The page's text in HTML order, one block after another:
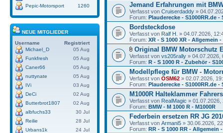
Pepic-Motorsport
1260
NEUE MITGLIEDER
Username
Registriert
Michael_D
05 Aug
Funkfresh
05 Aug
Caner66
05 Aug
nuttynate
05 Aug
IVi
03 Aug
DeCi
02 Aug
Butterbrot1807
02 Aug
albfuchs33
30 Jul
Reilie
28 Jul
Urbans1k
24 Jul
Jemand Erfahrungen mit
Verfasst von Cruiserdaddy »
Forum: Plauderecke - S1000RR.de -
Bordsteckdose
Verfasst von Ralf H. » 04.07.2026,
Forum: XR - S 1000 XR - Allgemein -
Original BMW Motorschutz
Verfasst von vs205rally » 04.07.2026,
Forum: R - S 1000 R - Zubehör -
Modellpflege für BMW -
Verfasst von OSM62 » 02.07.2026,
Forum: Plauderecke - S1000RR.de -
M1000R Halteklammer
Verfasst von RealMagic » 01.07.2026,
Forum: BMW - M 1000 R - M1000R
Federbein ersetzen RR JG
Verfasst von Armani5 » 30.06.2026,
Forum: RR - S 1000 RR - Allgemein -